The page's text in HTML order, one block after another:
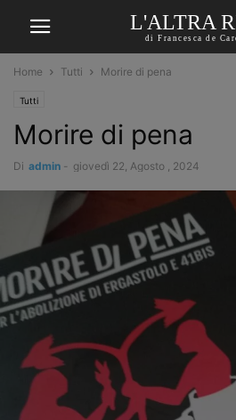
L'ALTRA
di Francesca de
Home Tutti Morire di pena
Tutti
Morire di pena
Di admin - giovedì 22, Agosto , 2024